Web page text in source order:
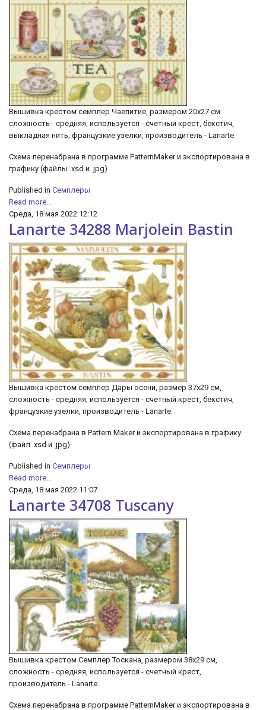
Вышивка крестом семплер Чаепитие, размером 20х27 см
сложность - средняя, используется - счетный крест, бекстич,
выкладная нить, французкие узелки, производитель - Lanarte.
Схема перенабрана в программе PatternMaker и экспортирована в
графику (файлы .xsd и .jpg)
Published in Семплеры
Read more...
Среда, 18 мая 2022 12:12
Lanarte 34288 Marjolein Bastin
Вышивка крестом семплер Дары осени, размер 37x29 см,
сложность - средняя, используется - счетный крест, бекстич,
французкие узелки, производитель - Lanarte.
Схема перенабрана в Рattern Мaker и экспортирована в графику
(файл .xsd и .jpg)
Published in Семплеры
Read more...
Среда, 18 мая 2022 11:07
Lanarte 34708 Tuscany
Вышивка крестом Семплер Тоскана, размером 38х29 см,
сложность - средняя, используется - счетный крест,
производитель - Lanarte.
Схема перенабрана в программе PatternMaker и экспортирована в